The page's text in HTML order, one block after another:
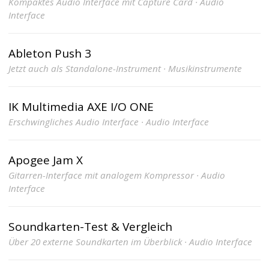
Interface
Ableton Push 3
Jetzt auch als Standalone-Instrument · Musikinstrumente
IK Multimedia AXE I/O ONE
Erschwingliches Audio Interface · Audio Interface
Apogee Jam X
Gitarren-Interface mit analogem Kompressor · Audio
Interface
Soundkarten-Test & Vergleich
Über 20 externe Soundkarten im Überblick · Audio Interface